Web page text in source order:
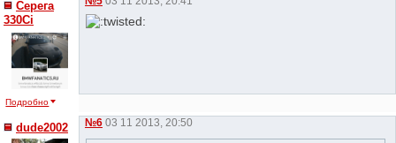
Серега
330Ci
Подробно
dude2002 №6 03 11 2013, 20:50